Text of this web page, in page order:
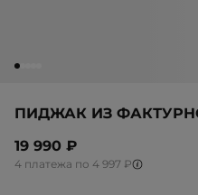
ПИДЖАК ИЗ
19 990 ₽
4 платежа по 4 997 ₽